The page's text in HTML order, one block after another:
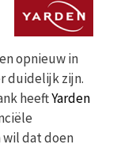
opnieuw in
duidelijk zijn.
heeftYarden
wil dat doen